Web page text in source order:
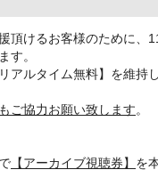
頂けるお客様のために、
す。
アルタイム無料】を維持
ご協力お願い致します。
【アーカイブ視聴券】 を